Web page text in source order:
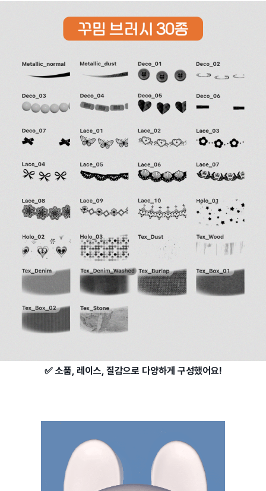
✅ 소품, 레이스, 질감으로 다양하게 구성했어요!